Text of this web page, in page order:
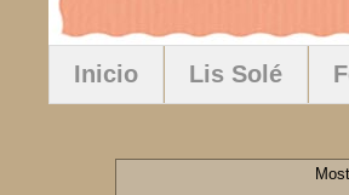
Inicio Lis Solé